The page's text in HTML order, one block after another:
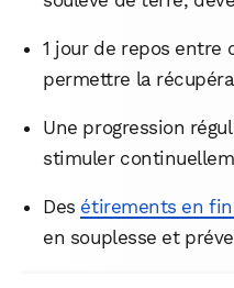
1 jour de repos entre
permettre la
Une progression
stimuler
Des étirements en
en souplesse et